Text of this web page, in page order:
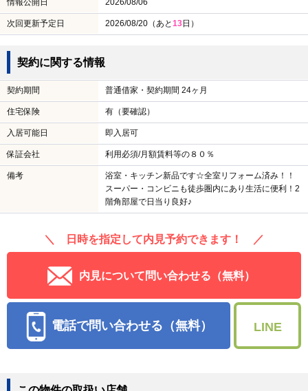
情報公開日 2026/08/06
次回更新予定日 2026/08/20（あと13日）
契約に関する情報
契約期間 普通借家・契約期間 24ヶ月
住宅保険 有（要確認）
入居可能日 即入居可
保証会社 利用必須/月額賃料等の８０％
備考
浴室・キッチン新品です☆全室リフォーム済み！！
スーパー・コンビニも徒歩圏内にあり生活に便利！2
階角部屋で日当り良好♪
＼ 日時を指定して内見予約できます！ ／
内見について問い合わせる（無料）
電話で問い合わせる（無料） LINE